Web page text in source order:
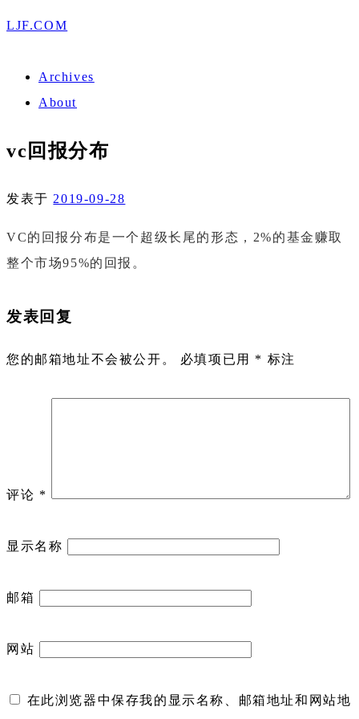
LJF.COM
Archives
About
vc回报分布
发表于 2019-09-28
VC的回报分布是一个超级长尾的形态， 2%的基金赚取
整个市场95%的回报。
发表回复
您的邮箱地址不会被公开。 必填项已用 * 标注
评论 *
显示名称
邮箱
网站
在此浏览器中保存我的显示名称、邮箱地址和网站地